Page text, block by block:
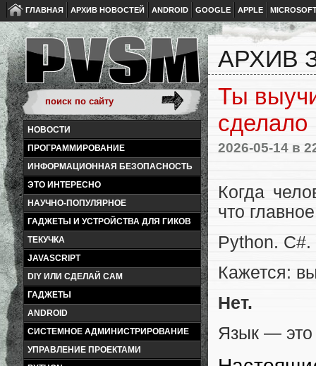
ГЛАВНАЯ АРХИВ НОВОСТЕЙ ANDROID GOOGLE APPLE
НОВОСТИ
ПРОГРАММИРОВАНИЕ
ИНФОРМАЦИОННАЯ БЕЗОПАСНОСТЬ
ЭТО ИНТЕРЕСНО
НАУЧНО-ПОПУЛЯРНОЕ
ГАДЖЕТЫ И УСТРОЙСТВА ДЛЯ ГИКОВ
ТЕКУЧКА
JAVASCRIPT
DIY ИЛИ СДЕЛАЙ САМ
ГАДЖЕТЫ
ANDROID
СИСТЕМНОЕ АДМИНИСТРИРОВАНИЕ
УПРАВЛЕНИЕ ПРОЕКТАМИ
АРХИВ
Ты
сделало
2026-05-14 в
Когда
что
Python.
Кажется:
Нет.
Язык — это